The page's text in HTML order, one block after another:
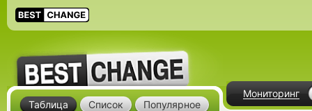
Мониторинг
Таблица Список Популярное